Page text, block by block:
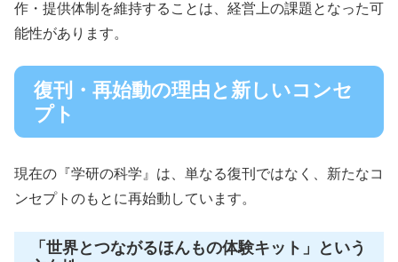
作・提供体制を維持することは、経営上の課題となった可
能性があります。
復刊・再始動の理由と新しいコンセ
プト
現在の『学研の科学』は、単なる復刊ではなく、新たなコ
ンセプトのもとに再始動しています。
「世界とつながるほんもの体験キット」という